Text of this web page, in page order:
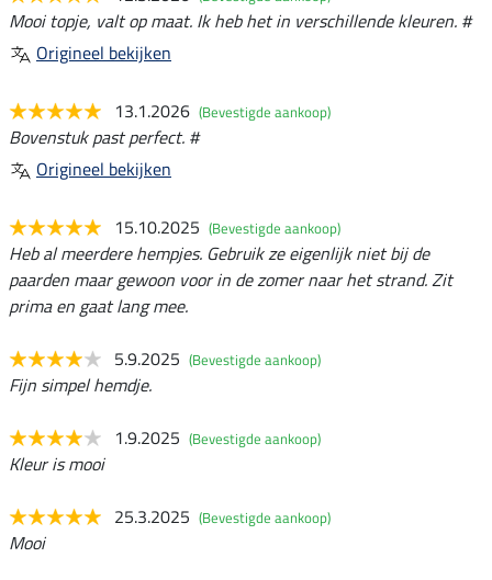
Mooi topje, valt op maat. Ik heb het in verschillende kleuren. #
Origineel bekijken
13.1.2026 (Bevestigde aankoop)
Bovenstuk past perfect. #
Origineel bekijken
15.10.2025 (Bevestigde aankoop)
Heb al meerdere hempjes. Gebruik ze eigenlijk niet bij de
paarden maar gewoon voor in de zomer naar het strand. Zit
prima en gaat lang mee.
5.9.2025 (Bevestigde aankoop)
Fijn simpel hemdje.
1.9.2025 (Bevestigde aankoop)
Kleur is mooi
25.3.2025 (Bevestigde aankoop)
Mooi